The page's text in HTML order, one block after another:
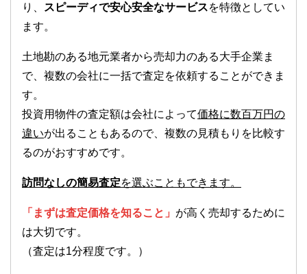
り、
スピーディで安心安全なサービスを特徴としてい
ます。
土地勘のある地元業者から売却力のある大手企業ま
で、複数の会社に一括で査定を依頼することができま
す。
投資用物件の査定額は会社によって価格に数百万円の
違いが出ることもあるので、複数の見積もりを比較す
るのがおすすめです。
訪問なしの簡易査定を選ぶこともできます。
「まずは査定価格を知ること」 が高く売却するために
は大切です。
（査定は1分程度です。）